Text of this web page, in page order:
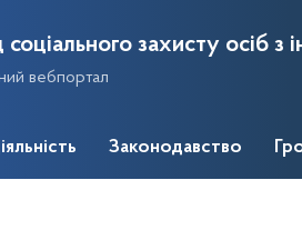
захисту осіб з
вебпортал
Законодавство